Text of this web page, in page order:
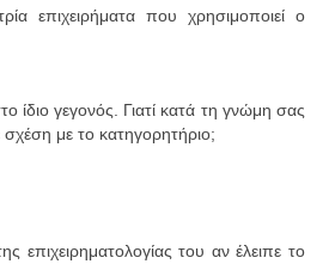
επιχειρήματα που χρησιμοποιεί ο
ίδιο γεγονός. Γιατί κατά τη γνώμη σας
σχέση με το κατηγορητήριο;
του αν έλειπε το